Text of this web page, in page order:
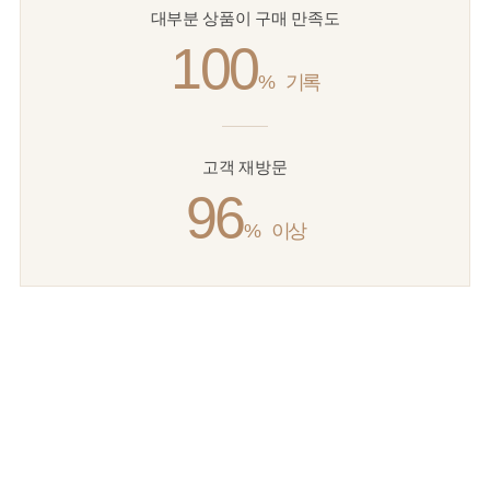
대부분 상품이 구매 만족도
100% 기록
고객 재방문
96% 이상